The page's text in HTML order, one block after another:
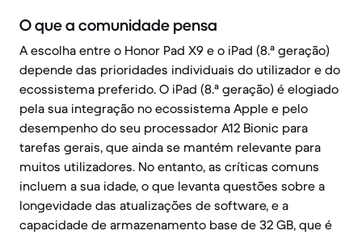
O que a comunidade pensa
A escolha entre o Honor Pad X9 e o iPad (8.ª geração)
depende das prioridades individuais do utilizador e do
ecossistema preferido. O iPad (8.ª geração) é elogiado
pela sua integração no ecossistema Apple e pelo
desempenho do seu processador A12 Bionic para
tarefas gerais, que ainda se mantém relevante para
muitos utilizadores. No entanto, as críticas comuns
incluem a sua idade, o que levanta questões sobre a
longevidade das atualizações de software, e a
capacidade de armazenamento base de 32 GB, que é